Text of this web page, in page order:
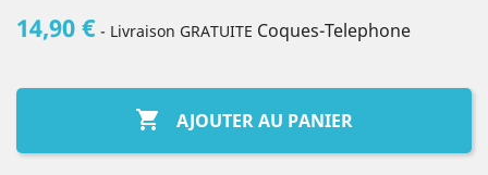
14,90 € - Livraison GRATUITE Coques-Telephone
 AJOUTER AU PANIER